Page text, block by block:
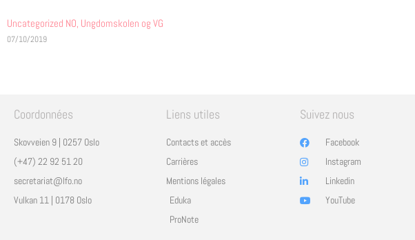
Uncategorized NO, Ungdomskolen og VG
07/10/2019
Coordonnées
Skovveien 9 | 0257 Oslo
(+47) 22 92 51 20
secretariat@lfo.no
Vulkan 11 | 0178 Oslo
Liens utiles
Contacts et accès
Carrières
Mentions légales
Eduka
ProNote
Suivez nous
Facebook
Instagram
Linkedin
YouTube